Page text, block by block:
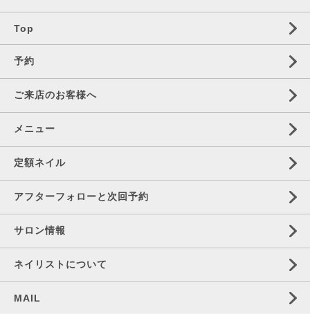
Top
予約
ご来店のお客様へ
メニュー
定額ネイル
アフターフォローと次回予約
サロン情報
ネイリストについて
MAIL